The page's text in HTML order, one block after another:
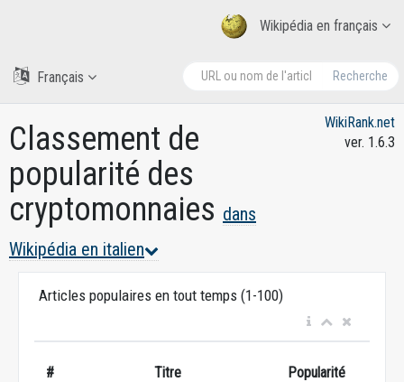
Wikipédia en français
Recherche
Français
Classement de
popularité des
cryptomonnaies dans
Wikipédia en italien
WikiRank.net
ver. 1.6.3
Articles populaires en tout temps (1-100)
# Titre Popularité